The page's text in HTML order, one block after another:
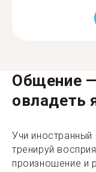
Общение
овладеть
Учи иностранный
тренируй
произношение и